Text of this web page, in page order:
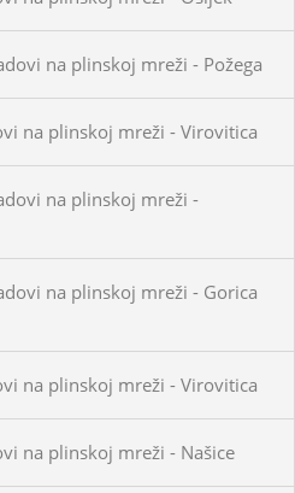
na plinskoj mreži - Požega
na plinskoj mreži - Virovitica
na plinskoj mreži -
na plinskoj mreži - Gorica
na plinskoj mreži - Virovitica
na plinskoj mreži - Našice